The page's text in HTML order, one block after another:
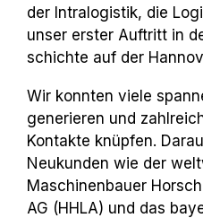
der Intralogistik, die
unser erster Auftritt in
schichte auf der
Wir konnten viele
generieren und
Kontakte knüpfen.
Neukunden wie der
Maschinenbauer
AG (HHLA) und das